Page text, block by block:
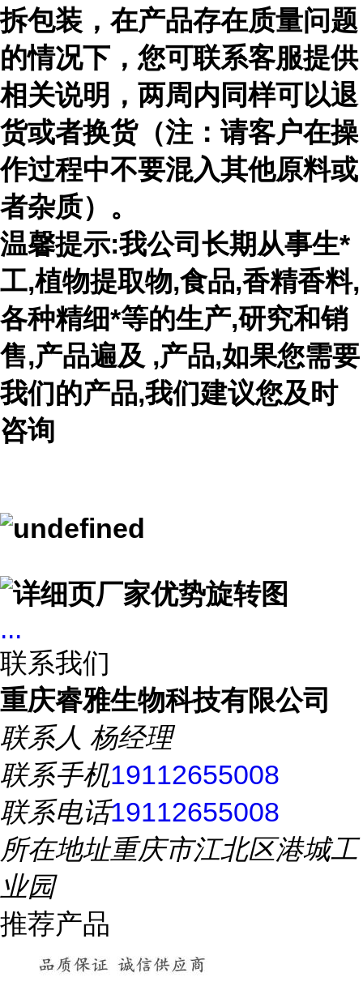
拆包装，在产品存在质量问题
的情况下，您可联系客服提供
相关说明，两周内同样可以退
货或者换货（注：请客户在操
作过程中不要混入其他原料或
者杂质）。
温馨提示:我公司长期从事生*
工,植物提取物,食品,香精香料,
各种精细*等的生产,研究和销
售,产品遍及 ,产品,如果您需要
我们的产品,我们建议您及时
咨询
...
联系我们
重庆睿雅生物科技有限公司
联系人 杨经理
联系手机19112655008
联系电话19112655008
所在地址重庆市江北区港城工
业园
推荐产品